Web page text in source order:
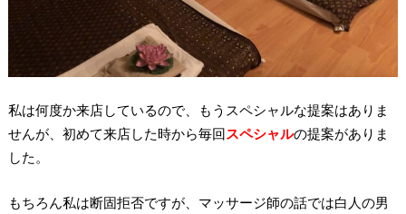
私は何度か来店しているので、もうスペシャルな提案はありま
せんが、初めて来店した時から毎回スペシャルの提案がありま
した。
もちろん私は断固拒否ですが、マッサージ師の話では白人の男